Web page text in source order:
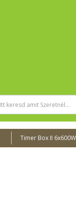
Timer Box II 6x600W